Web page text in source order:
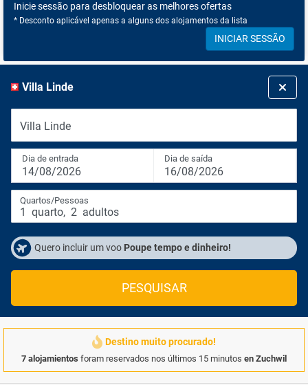
Inicie sessão para desbloquear as melhores ofertas
* Desconto aplicável apenas a alguns dos alojamentos da lista
INICIAR SESSÃO
Villa Linde
Villa Linde
Dia de entrada
14/08/2026
Dia de saída
16/08/2026
Quartos/Pessoas
1 quarto, 2 adultos
Quero incluir um voo Poupe tempo e dinheiro!
PESQUISAR
Destino muito procurado!
7 alojamientos foram reservados nos últimos 15 minutos en Zuchwil